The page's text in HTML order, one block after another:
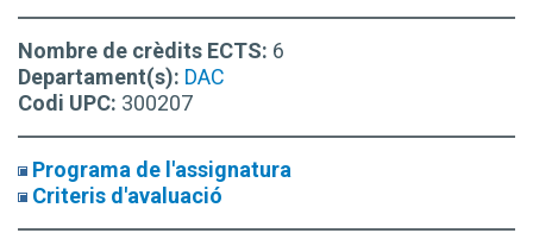
Nombre de crèdits ECTS: 6
Departament(s): DAC
Codi UPC: 300207
Programa de l'assignatura
Criteris d'avaluació